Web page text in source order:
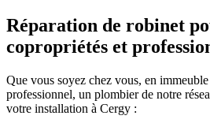
Réparation de robinet
copropriétés et
Que vous soyez chez vous, en
professionnel, un plombier de notre
votre installation à Cergy :